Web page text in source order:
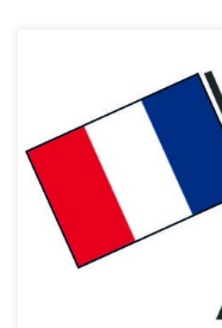
Un court reportage sur le
de novembre 2019.